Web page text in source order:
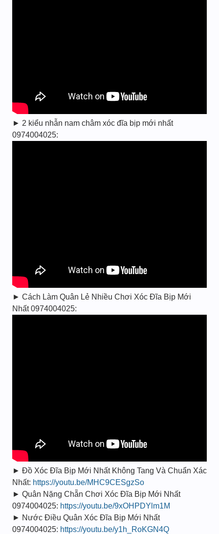
► 2 kiểu nhẫn nam châm xóc đĩa bịp mới nhất
0974004025:
► Cách Làm Quân Lẻ Nhiều Chơi Xóc Đĩa Bịp Mới
Nhất 0974004025:
► Đồ Xóc Đĩa Bịp Mới Nhất Không Tang Và Chuẩn Xác
Nhất: https://youtu.be/MHC9CESgzSo
► Quân Nặng Chẵn Chơi Xóc Đĩa Bịp Mới Nhất
0974004025: https://youtu.be/9xOHPDYlm1M
► Nước Điều Quân Xóc Đĩa Bịp Mới Nhất
0974004025: https://youtu.be/y1h_RoKGN4Q